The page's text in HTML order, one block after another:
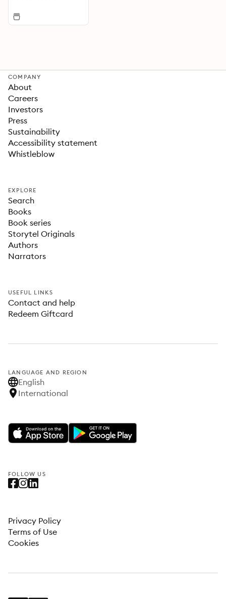
COMPANY
About
Careers
Investors
Press
Sustainability
Accessibility statement
Whistleblow
EXPLORE
Search
Books
Book series
Storytel Originals
Authors
Narrators
USEFUL LINKS
Contact and help
Redeem Giftcard
LANGUAGE AND REGION
English
International
FOLLOW US
Privacy Policy
Terms of Use
Cookies